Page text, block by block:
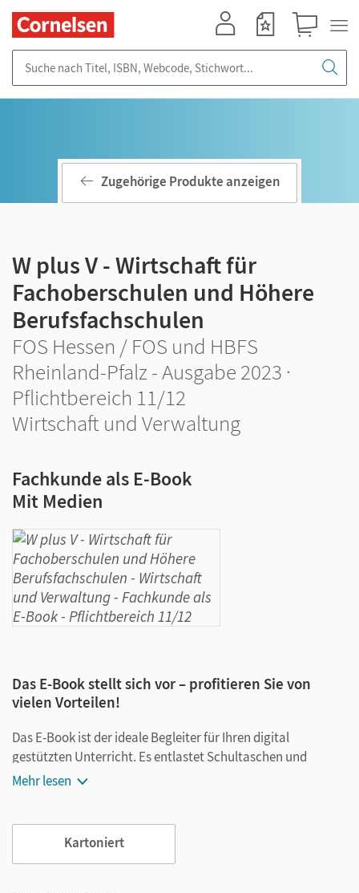
Zugehörige Produkte anzeigen
W plus V - Wirtschaft für
Fachoberschulen und Höhere
Berufsfachschulen
FOS Hessen / FOS und HBFS
Rheinland-Pfalz - Ausgabe 2023 ·
Pflichtbereich 11/12
Wirtschaft und Verwaltung
Fachkunde als E-Book
Mit Medien
Das E-Book stellt sich vor – profitieren Sie von
vielen Vorteilen!
Das E-Book ist der ideale Begleiter für Ihren digital
gestützten Unterricht. Es entlastet Schultaschen und
Rucksäcke und ist jederzeit unkompliziert verfügbar.
Notizen erstellen
Mehr lesen
Kartoniert